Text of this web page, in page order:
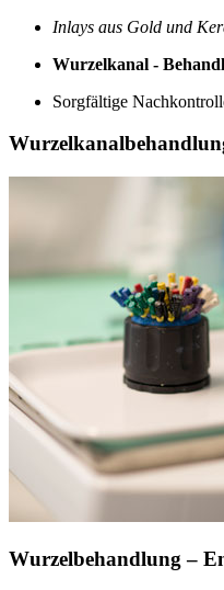
Inlays aus Gold und
Wurzelkanal -
Sorgfältige
Wurzelbehandlung –